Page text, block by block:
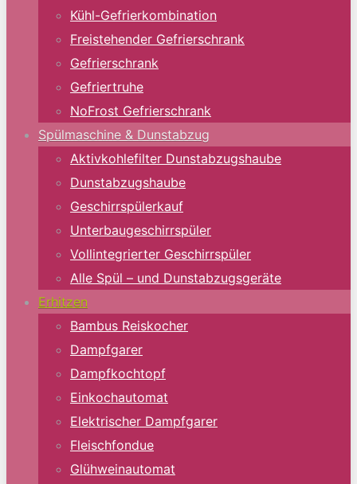
Kühl-Gefrierkombination
Freistehender Gefrierschrank
Gefrierschrank
Gefriertruhe
NoFrost Gefrierschrank
Spülmaschine & Dunstabzug
Aktivkohlefilter Dunstabzugshaube
Dunstabzugshaube
Geschirrspülerkauf
Unterbaugeschirrspüler
Vollintegrierter Geschirrspüler
Alle Spül – und Dunstabzugsgeräte
Erhitzen
Bambus Reiskocher
Dampfgarer
Dampfkochtopf
Einkochautomat
Elektrischer Dampfgarer
Fleischfondue
Glühweinautomat